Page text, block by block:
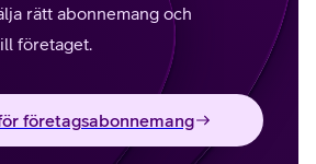
rätt abonnemang och
företaget.
företagsabonnemang